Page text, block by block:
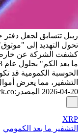
تحول التهديد إلى
الحوسبة الكمومية قد
التشفير، مما يعرض
2026-04-20 المصدر :
XRP
التشفير ما بعد الكمومي